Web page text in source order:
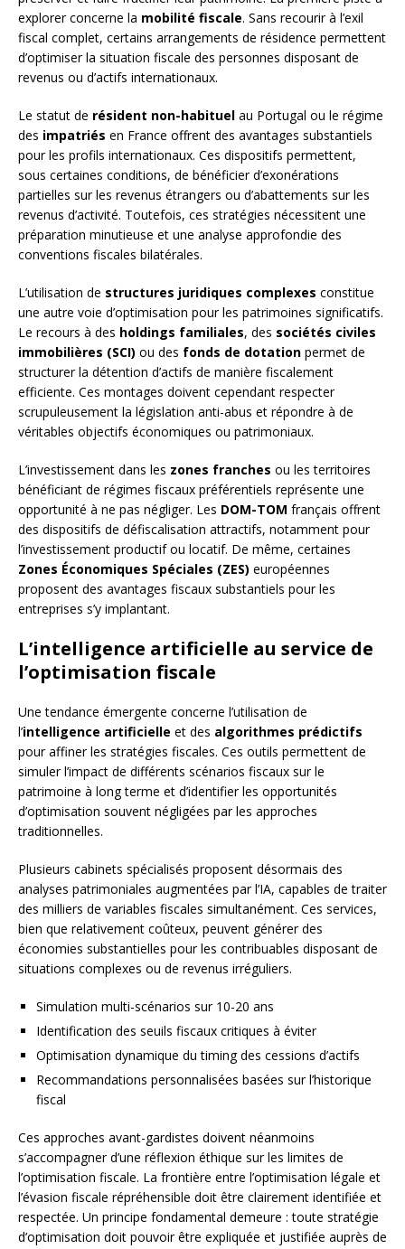
explorer concerne la mobilité fiscale. Sans recourir à l’exil
fiscal complet, certains arrangements de résidence permettent
d’optimiser la situation fiscale des personnes disposant de
revenus ou d’actifs internationaux.
Le statut de résident non-habituel au Portugal ou le régime
des impatriés en France offrent des avantages substantiels
pour les profils internationaux. Ces dispositifs permettent,
sous certaines conditions, de bénéficier d’exonérations
partielles sur les revenus étrangers ou d’abattements sur les
revenus d’activité. Toutefois, ces stratégies nécessitent une
préparation minutieuse et une analyse approfondie des
conventions fiscales bilatérales.
L’utilisation de structures juridiques complexes constitue
une autre voie d’optimisation pour les patrimoines significatifs.
Le recours à des holdings familiales, des sociétés civiles
immobilières (SCI) ou des fonds de dotation permet de
structurer la détention d’actifs de manière fiscalement
efficiente. Ces montages doivent cependant respecter
scrupuleusement la législation anti-abus et répondre à de
véritables objectifs économiques ou patrimoniaux.
L’investissement dans les zones franches ou les territoires
bénéficiant de régimes fiscaux préférentiels représente une
opportunité à ne pas négliger. Les DOM-TOM français offrent
des dispositifs de défiscalisation attractifs, notamment pour
l’investissement productif ou locatif. De même, certaines
Zones Économiques Spéciales (ZES) européennes
proposent des avantages fiscaux substantiels pour les
entreprises s’y implantant.
L’intelligence artificielle au service de
l’optimisation fiscale
Une tendance émergente concerne l’utilisation de
l’intelligence artificielle et des algorithmes prédictifs
pour affiner les stratégies fiscales. Ces outils permettent de
simuler l’impact de différents scénarios fiscaux sur le
patrimoine à long terme et d’identifier les opportunités
d’optimisation souvent négligées par les approches
traditionnelles.
Plusieurs cabinets spécialisés proposent désormais des
analyses patrimoniales augmentées par l’IA, capables de traiter
des milliers de variables fiscales simultanément. Ces services,
bien que relativement coûteux, peuvent générer des
économies substantielles pour les contribuables disposant de
situations complexes ou de revenus irréguliers.
Simulation multi-scénarios sur 10-20 ans
Identification des seuils fiscaux critiques à éviter
Optimisation dynamique du timing des cessions d’actifs
Recommandations personnalisées basées sur l’historique
fiscal
Ces approches avant-gardistes doivent néanmoins
s’accompagner d’une réflexion éthique sur les limites de
l’optimisation fiscale. La frontière entre l’optimisation légale et
l’évasion fiscale répréhensible doit être clairement identifiée et
respectée. Un principe fondamental demeure : toute stratégie
d’optimisation doit pouvoir être expliquée et justifiée auprès de